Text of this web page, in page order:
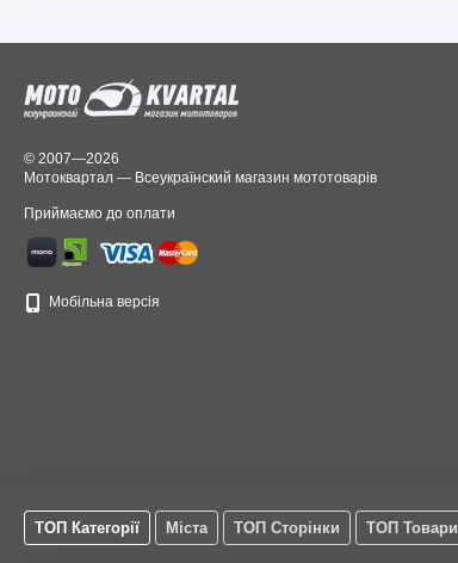
© 2007—2026
Мотоквартал — Всеукраїнский магазин мототоварів
Приймаємо до оплати
Мобільна версія
ТОП Категорії Міста ТОП Сторінки ТОП Товари